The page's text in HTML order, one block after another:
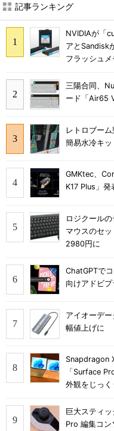
記事ランキング
NVIDIAが「
アとSandisk
フラッシュ
三陽合同、
ード「Air65
レトロブー
簡易水冷キ
GMKtec、
K17 Plus」
ロジクール
マウスのセ
2980円に
ChatGPTで
向けアドビ
アイオーデ
幅値上げに
Snapdragon
「Surface
外観をじっ
巨大スティ
Pro 編集コン